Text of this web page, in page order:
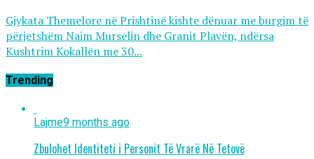
Gjykata Themelore në Prishtinë kishte dënuar me burgim të
përjetshëm Naim Murselin dhe Granit Plavën, ndërsa
Kushtrim Kokallën me 30...
Trending
Lajme9 months ago
Zbulohet Identiteti i Personit Të Vrarë Në Tetovë